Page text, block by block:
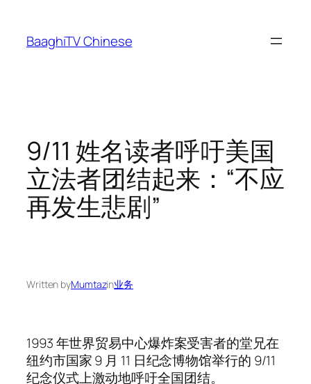
content
BaaghiTV Chinese
9/11 姓名读者呼吁美国
立法者团结起来：“不应
再发生悲剧”
Written byMumtazin业务
1993 年世界贸易中心爆炸案受害者的堂兄在
纽约市国家 9 月 11 日纪念博物馆举行的 9/11
纪念仪式上激动地呼吁全国团结。